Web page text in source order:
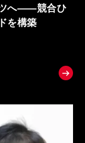
ツへ――競合ひ
を構築